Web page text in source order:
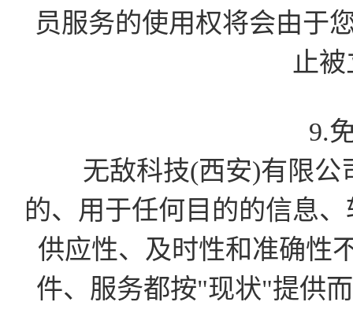
员服务的使用权将会由于
止
9.
无敌科技(西安)有限公
的、用于任何目的的信息
供应性、及时性和准确性
件、服务都按"现状"提供